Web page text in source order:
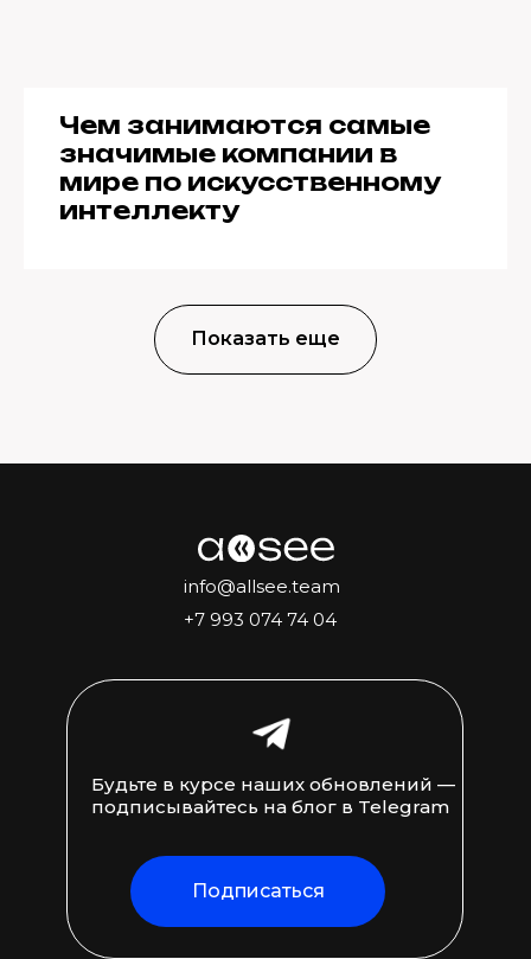
Чем занимаются самые
значимые компании в
мире по искусственному
интеллекту
Показать еще
+7 993 074 74 04
Подписаться
Будьте в курсе наших обновлений —
подписывайтесь на блог в Telegram
info@allsee.team